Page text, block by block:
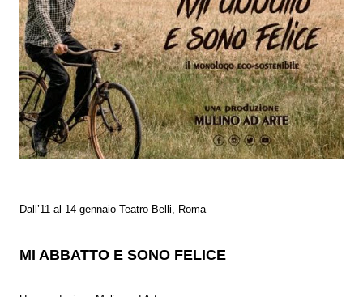
Dall’11 al 14 gennaio Teatro Belli, Roma
MI ABBATTO E SONO FELICE